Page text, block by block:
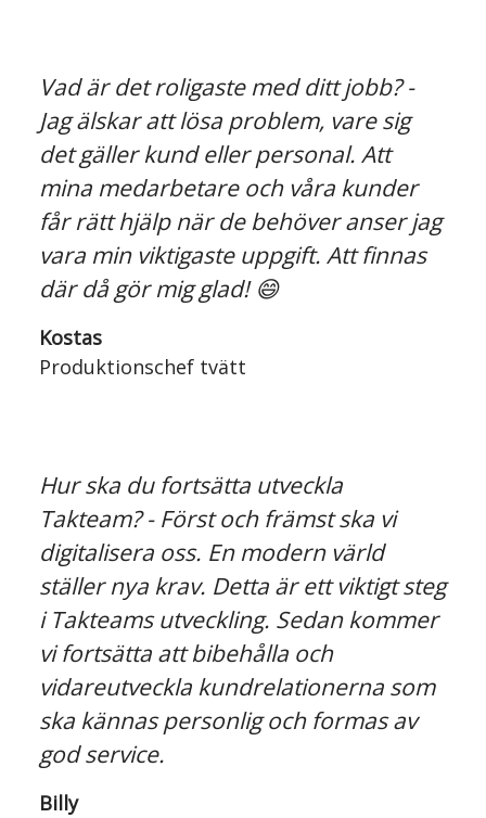
Vad är det roligaste med ditt jobb? -
Jag älskar att lösa problem, vare sig
det gäller kund eller personal. Att
mina medarbetare och våra kunder
får rätt hjälp när de behöver anser jag
vara min viktigaste uppgift. Att finnas
där då gör mig glad! 😄
Kostas
Produktionschef tvätt
Hur ska du fortsätta utveckla
Takteam? - Först och främst ska vi
digitalisera oss. En modern värld
ställer nya krav. Detta är ett viktigt steg
i Takteams utveckling. Sedan kommer
vi fortsätta att bibehålla och
vidareutveckla kundrelationerna som
ska kännas personlig och formas av
god service.
Billy